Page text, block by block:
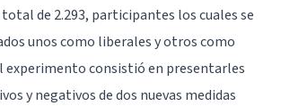
de 2.293, participantes los cuales se
unos como liberales y otros como
experimento consistió en presentarles
y negativos de dos nuevas medidas